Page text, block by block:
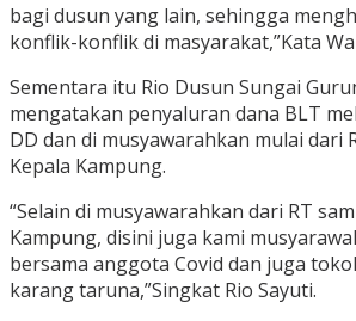
bagi dusun yang lain, sehingga
konflik-konflik di masyarakat,”Kata
Sementara itu Rio Dusun Sungai
mengatakan penyaluran dana BLT
DD dan di musyawarahkan mulai dari
Kepala Kampung.
“Selain di musyawarahkan dari RT
Kampung, disini juga kami
bersama anggota Covid dan juga
karang taruna,”Singkat Rio Sayuti.